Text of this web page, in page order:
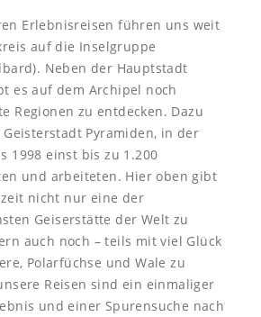
Erlebnisreisen führen uns weit
auf die Inselgruppe
Neben der Hauptstadt
es auf dem Archipel noch
Regionen zu entdecken. Dazu
Pyramiden, in der
1998 einst bis zu 1.200
und arbeiteten. Hier oben gibt
nicht nur eine der
Geiserstätte der Welt zu
auch noch – teils mit viel Glück
Polarfüchse und Wale zu
Reisen sind ein einmaliger
und einer Spurensuche nach